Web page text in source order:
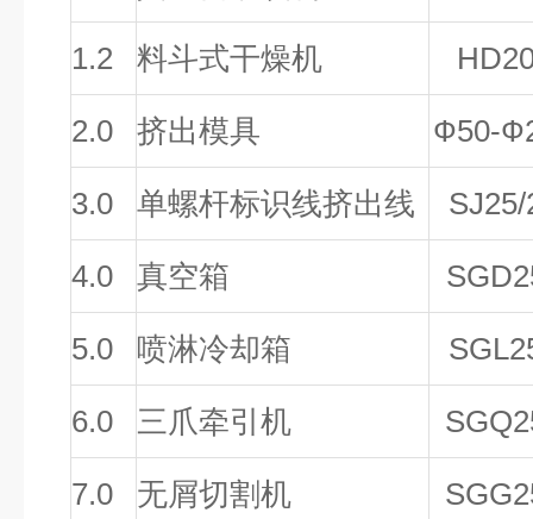
1.2 料斗式干燥机
2.0 挤出模具 Ф50-
3.0 单螺杆标识线挤出线 SJ25/
4.0 真空箱
5.0 喷淋冷却箱
6.0 三爪牵引机
7.0 无屑切割机